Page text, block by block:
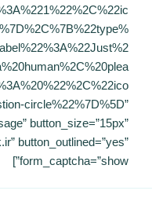
circle%22%7D%5D”
button_size=”15px”
button_outlined=”yes”
form_captcha=”show”]